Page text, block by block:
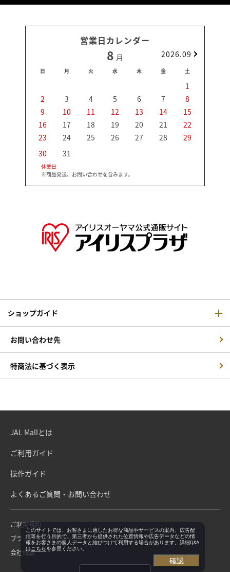
営業日カレンダー
8 月 2026.09
日 月 火 水 木 金 土
1
2
3 4 5 6 7
8
9
10 11 12 13 14
15
16
17 18 19 20 21
22
23
24 25 26 27 28
29
30
31
休業日
※商品発送、お問い合わせを含みます。
ショップガイド
お問い合わせ先
特商法に基づく表示
JAL Mallとは
ご利用ガイド
操作ガイド
よくあるご質問・お問い合わせ
ご利用規約
プライバシーポリシー
会社概要
このサイトでは、お客さまに適したお得な商品やサービスの案内、広告配
信等を行う目的で、第三者から提供された位置情報や広告データなどの情
報をお客さまの個人データと結びつけて利用する場合があります。詳細Q&A
はこちらを参照ください。
確認